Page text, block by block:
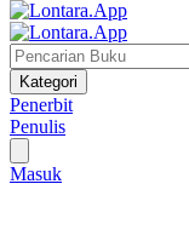
Kategori
Penerbit
Penulis
Masuk